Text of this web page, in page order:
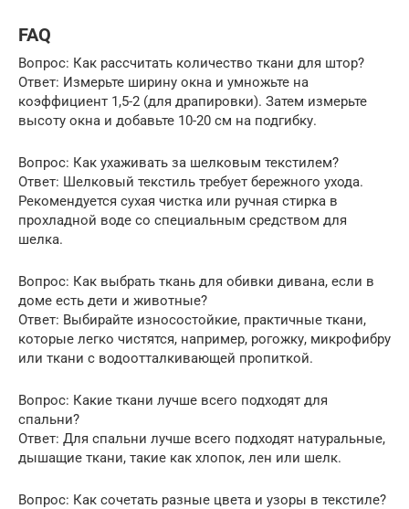
FAQ
Вопрос: Как рассчитать количество ткани для штор?
Ответ: Измерьте ширину окна и умножьте на
коэффициент 1,5-2 (для драпировки). Затем измерьте
высоту окна и добавьте 10-20 см на подгибку.
Вопрос: Как ухаживать за шелковым текстилем?
Ответ: Шелковый текстиль требует бережного ухода.
Рекомендуется сухая чистка или ручная стирка в
прохладной воде со специальным средством для
шелка.
Вопрос: Как выбрать ткань для обивки дивана, если в
доме есть дети и животные?
Ответ: Выбирайте износостойкие, практичные ткани,
которые легко чистятся, например, рогожку, микрофибру
или ткани с водоотталкивающей пропиткой.
Вопрос: Какие ткани лучше всего подходят для
спальни?
Ответ: Для спальни лучше всего подходят натуральные,
дышащие ткани, такие как хлопок, лен или шелк.
Вопрос: Как сочетать разные цвета и узоры в текстиле?